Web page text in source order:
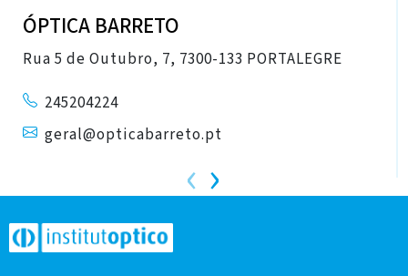
ÓPTICA BARRETO
Rua 5 de Outubro, 7, 7300-133 PORTALEGRE
245204224
geral@opticabarreto.pt
‹›